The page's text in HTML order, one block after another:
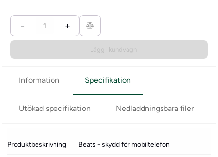
− +
Lägg i kundvagn
Information Specifikation
Utökad specifikation Nedladdningsbara filer
Produktbeskrivning Beats - skydd för mobiltelefon